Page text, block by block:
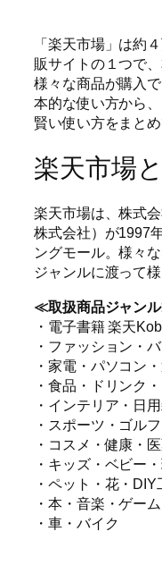
「楽天市場」は約
販サイトの１つで
様々な商品が購入
本的な使い方から
賢い使い方をまとめ
楽天市場
楽天市場は、株式
株式会社）が1997
ングモール。様々
ジャンルに渡って
≪取扱商品ジャン
・電子書籍 楽天
・ファッション・
・家電・パソコン
・食品・ドリンク
・インテリア・日
・スポーツ・ゴルフ
・コスメ・健康・
・キッズ・ベビー
・ペット・花・DIY
・本・音楽・ゲーム
・車・バイク